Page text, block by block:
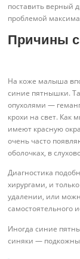
поставить верный
проблемой
Причины
На коже малыша
синие пятнышки.
опухолями —
крохи на свет. Как
имеют красную
очень часто
оболочках, в
Диагностика
хирургами, и
удалении, или
самостоятельного
Иногда синие
синяки —